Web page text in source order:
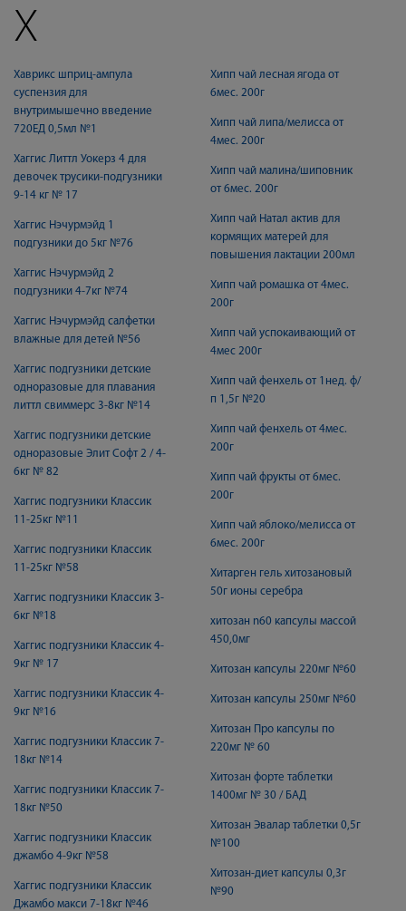
Х
Хаврикс шприц-ампула
суспензия для
внутримышечно введение
720ЕД 0,5мл №1
Хаггис Литтл Уокерз 4 для
девочек трусики-подгузники
9-14 кг № 17
Хаггис Нэчурмэйд 1
подгузники до 5кг №76
Хаггис Нэчурмэйд 2
подгузники 4-7кг №74
Хаггис Нэчурмэйд салфетки
влажные для детей №56
Хаггис подгузники детские
одноразовые для плавания
литтл свиммерс 3-8кг №14
Хаггис подгузники детские
одноразовые Элит Софт 2 / 4-
6кг № 82
Хаггис подгузники Классик
11-25кг №11
Хаггис подгузники Классик
11-25кг №58
Хаггис подгузники Классик 3-
6кг №18
Хаггис подгузники Классик 4-
9кг № 17
Хаггис подгузники Классик 4-
9кг №16
Хаггис подгузники Классик 7-
18кг №14
Хаггис подгузники Классик 7-
18кг №50
Хаггис подгузники Классик
джамбо 4-9кг №58
Хаггис подгузники Классик
Джамбо макси 7-18кг №46
Хипп чай лесная ягода от
6мес. 200г
Хипп чай липа/мелисса от
4мес. 200г
Хипп чай малина/шиповник
от 6мес. 200г
Хипп чай Натал актив для
кормящих матерей для
повышения лактации 200мл
Хипп чай ромашка от 4мес.
200г
Хипп чай успокаивающий от
4мес 200г
Хипп чай фенхель от 1нед. ф/
п 1,5г №20
Хипп чай фенхель от 4мес.
200г
Хипп чай фрукты от 6мес.
200г
Хипп чай яблоко/мелисса от
6мес. 200г
Хитарген гель хитозановый
50г ионы серебра
хитозан n60 капсулы массой
450,0мг
Хитозан капсулы 220мг №60
Хитозан капсулы 250мг №60
Хитозан Про капсулы по
220мг № 60
Хитозан форте таблетки
1400мг № 30 / БАД
Хитозан Эвалар таблетки 0,5г
№100
Хитозан-диет капсулы 0,3г
№90